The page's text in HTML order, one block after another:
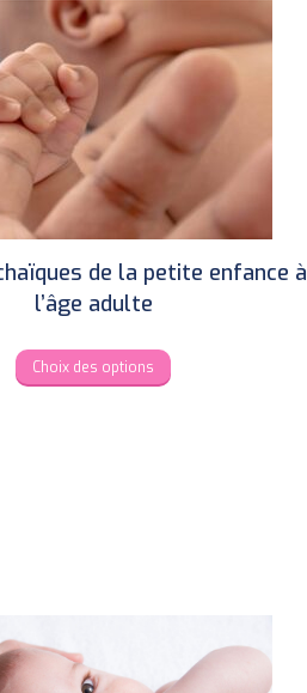
The
may
be
the
page
de la petite enfance à
l’âge adulte
Choix des options
This
the